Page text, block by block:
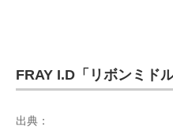
FRAY I.D「リボンミド
出典：